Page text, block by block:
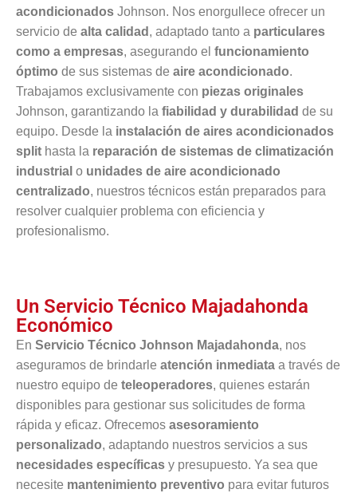
acondicionados Johnson. Nos enorgullece ofrecer un
servicio de alta calidad , adaptado tanto a particulares
como a empresas, asegurando el funcionamiento
óptimo de sus sistemas de aire acondicionado.
Trabajamos exclusivamente con piezas originales
Johnson, garantizando la fiabilidad y durabilidad de su
equipo. Desde la instalación de aires acondicionados
split hasta la reparación de sistemas de climatización
industrial o unidades de aire acondicionado
centralizado, nuestros técnicos están preparados para
resolver cualquier problema con eficiencia y
profesionalismo.
Un Servicio Técnico Majadahonda
Económico
En Servicio Técnico Johnson Majadahonda, nos
aseguramos de brindarle atención inmediata a través de
nuestro equipo de teleoperadores, quienes estarán
disponibles para gestionar sus solicitudes de forma
rápida y eficaz. Ofrecemos asesoramiento
personalizado, adaptando nuestros servicios a sus
necesidades específicas y presupuesto. Ya sea que
necesite mantenimiento preventivo para evitar futuros